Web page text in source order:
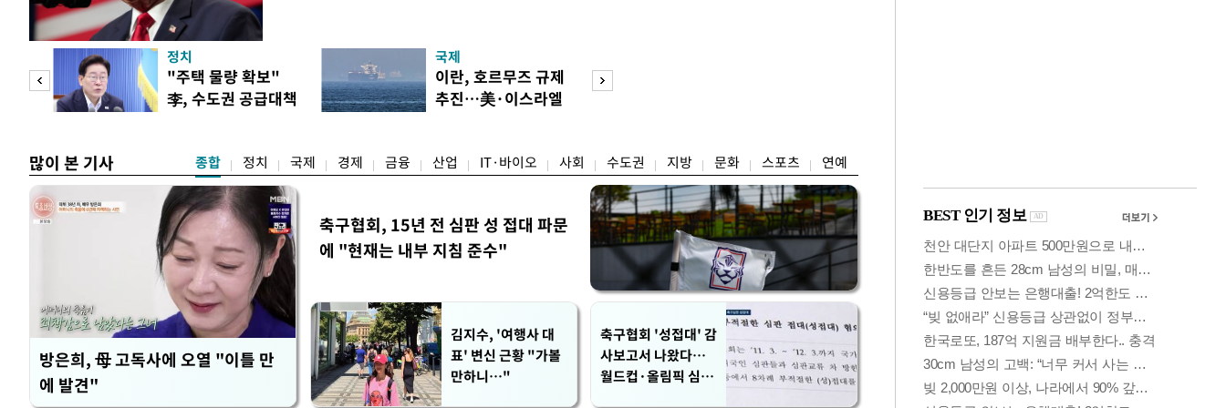
정치
"주택 물량 확보"
李, 수도권 공급대책
국제
이란, 호르무즈 규제
추진…美·이스라엘
많이 본 기사 종합 정치 국제 경제 금융 산업 IT·바이오 사회 수도권 지방 문화 스포츠 연예
방은희, 母 고독사에 오열 "이틀 만
에 발견"
축구협회, 15년 전 심판 성 접대 파문
에 "현재는 내부 지침 준수"
김지수, '여행사 대
표' 변신 근황 "가볼
만하니…"
축구협회 '성접대' 감
사보고서 나왔다…
월드컵·올림픽 심판